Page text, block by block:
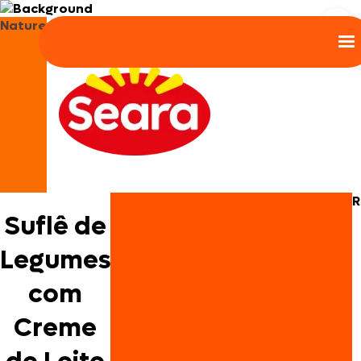
Nature
Suflê de
Legumes
com
Creme